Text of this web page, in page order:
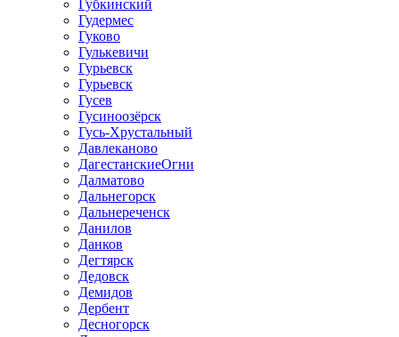
Губкинский
Гудермес
Гуково
Гулькевичи
Гурьевск
Гурьевск
Гусев
Гусиноозёрск
Гусь-Хрустальный
Давлеканово
ДагестанскиеОгни
Далматово
Дальнегорск
Дальнереченск
Данилов
Данков
Дегтярск
Дедовск
Демидов
Дербент
Десногорск